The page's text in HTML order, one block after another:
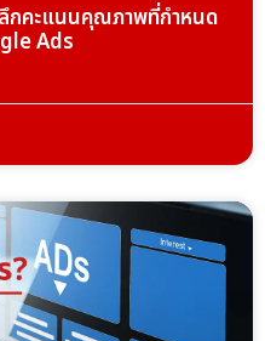
ลึกคะแนนคุณภาพที่กำหนด
Ads